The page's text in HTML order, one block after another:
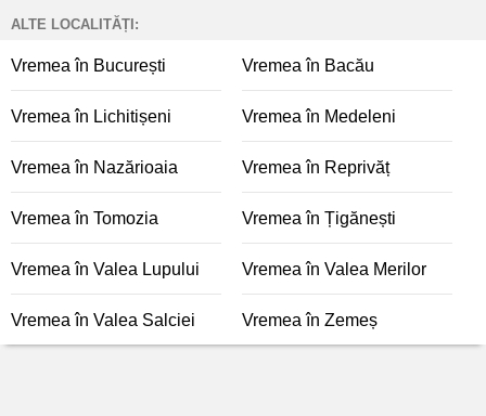
ALTE LOCALITĂȚI:
Vremea în București Vremea în Bacău
Vremea în Lichitișeni Vremea în Medeleni
Vremea în Nazărioaia Vremea în Reprivăț
Vremea în Tomozia Vremea în Țigănești
Vremea în Valea Lupului Vremea în Valea Merilor
Vremea în Valea Salciei Vremea în Zemeș